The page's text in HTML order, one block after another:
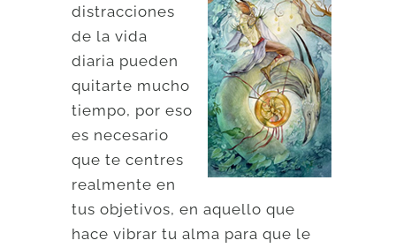
distracciones
de la vida
diaria pueden
quitarte mucho
tiempo, por eso
es necesario
que te centres
realmente en
tus objetivos, en aquello que
hace vibrar tu alma para que le